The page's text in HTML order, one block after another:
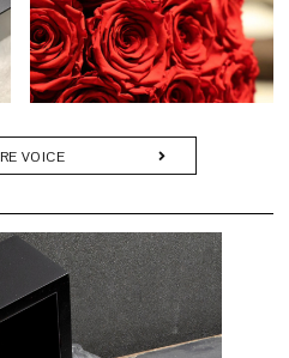
ど、大切な節目に寄り添い、記憶
ドやリボン、ショッパーに至るま
方に深い感動をお届けします。
間」にふさわしい贈り物です。
物に
どの開店・周年記念に
るギフトに
VOICE